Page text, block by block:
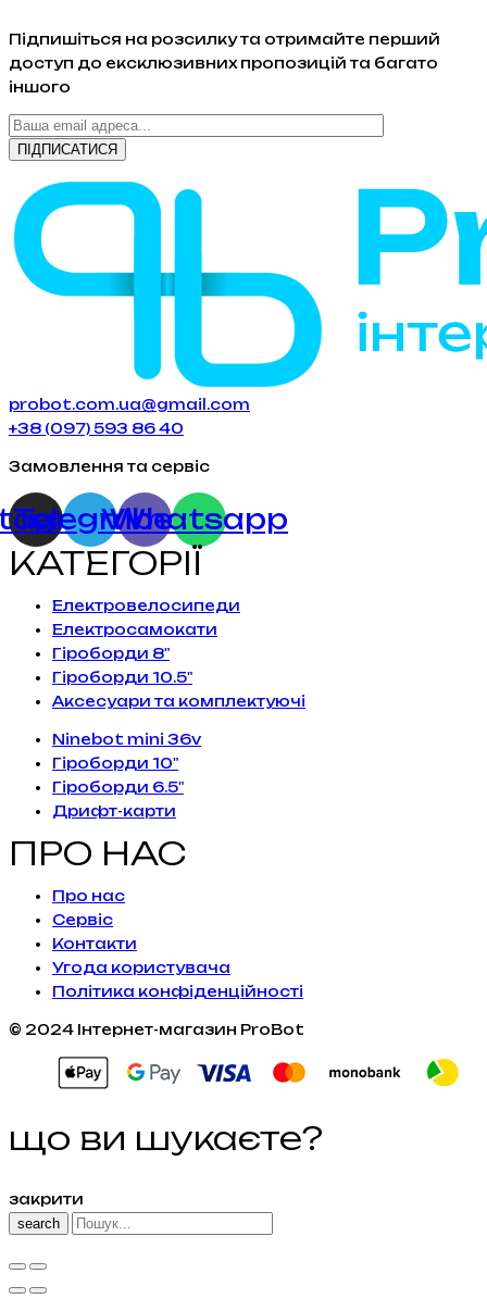
Підпишіться на розсилку та отримайте перший
доступ до ексклюзивних пропозицій та багато
іншого
probot.com.ua@gmail.com
+38 (097) 593 86 40
Замовлення та сервіс
Telegram
Viber
Whatsapp
КАТЕГОРІЇ
Електровелосипеди
Електросамокати
Гіроборди 8"
Гіроборди 10.5"
Аксесуари та комплектуючі
Ninebot mini 36v
Гіроборди 10"
Гіроборди 6.5"
Дрифт-карти
ПРО НАС
Про нас
Сервiс
Контакти
Угода користувача
Політика конфіденційності
© 2024 Інтернет-магазин ProBot
що ви шукаєте?
закрити
search